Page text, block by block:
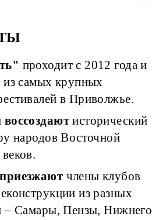
проходит с 2012 года и
из самых крупных
в Приволжье.
исторический
народов Восточной
члены клубов
из разных
– Самары, Пензы, Нижнего